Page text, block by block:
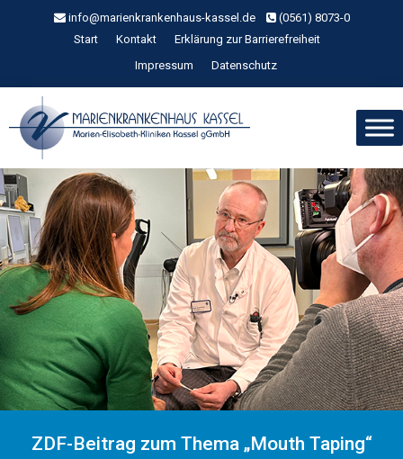
info@marienkrankenhaus-kassel.de
(0561) 8073-0
Start
Kontakt
Erklärung zur Barrierefreiheit
Impressum
Datenschutz
ZDF-Beitrag zum Thema „Mouth Taping“